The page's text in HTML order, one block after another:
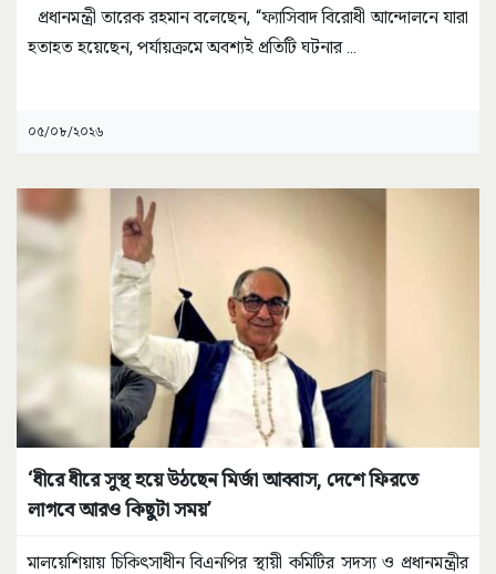
প্রধানমন্ত্রী তারেক রহমান বলেছেন, “ফ্যাসিবাদ বিরোধী আন্দোলনে যারা
হতাহত হয়েছেন, পর্যায়ক্রমে অবশ্যই প্রতিটি ঘটনার ...
০৫/০৮/২০২৬
‘ধীরে ধীরে সুস্থ হয়ে উঠছেন মির্জা আব্বাস, দেশে ফিরতে
লাগবে আরও কিছুটা সময়’
মালয়েশিয়ায় চিকিৎসাধীন বিএনপির স্থায়ী কমিটির সদস্য ও প্রধানমন্ত্রীর